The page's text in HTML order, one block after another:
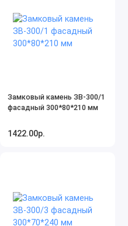
Замковый камень ЗВ-300/1
фасадный 300*80*210 мм
1422.00р.